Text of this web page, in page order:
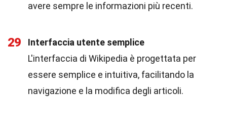
avere sempre le informazioni più recenti.
29
Interfaccia utente semplice
L'interfaccia di Wikipedia è progettata per
essere semplice e intuitiva, facilitando la
navigazione e la modifica degli articoli.